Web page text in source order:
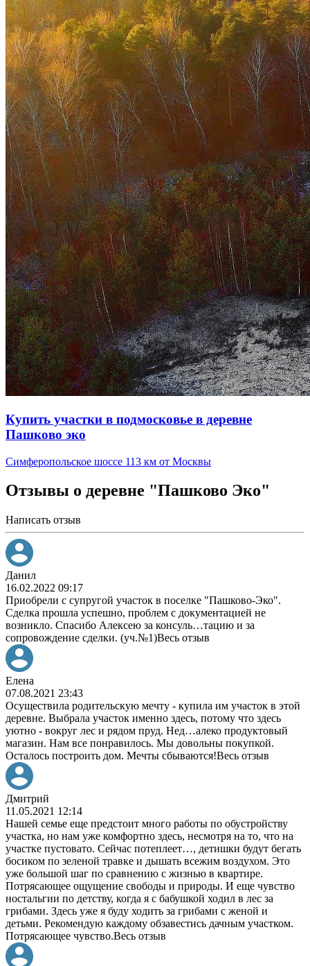
Купить участки в подмосковье в деревне
Пашково эко
Симферопольское шоссе 113 км от Москвы
Отзывы о деревне "Пашково Эко"
Написать отзыв
Данил
16.02.2022 09:17
Приобрели с супругой участок в поселке "Пашково-Эко".
Сделка прошла успешно, проблем с документацией не
возникло. Спасибо Алексею за консуль…тацию и за
сопровождение сделки. (уч.№1)Весь отзыв
Елена
07.08.2021 23:43
Осуществила родительскую мечту - купила им участок в этой
деревне. Выбрала участок именно здесь, потому что здесь
уютно - вокруг лес и рядом пруд. Нед…алеко продуктовый
магазин. Нам все понравилось. Мы довольны покупкой.
Осталось построить дом. Мечты сбываются!Весь отзыв
Дмитрий
11.05.2021 12:14
Нашей семье еще предстоит много работы по обустройству
участка, но нам уже комфортно здесь, несмотря на то, что на
участке пустовато. Сейчас потеплеет…, детишки будут бегать
босиком по зеленой травке и дышать всежим воздухом. Это
уже большой шаг по сравнению с жизнью в квартире.
Потрясающее ощущение свободы и природы. И еще чувство
ностальгии по детству, когда я с бабушкой ходил в лес за
грибами. Здесь уже я буду ходить за грибами с женой и
детьми. Рекомендую каждому обзавестись дачным участком.
Потрясающее чувство.Весь отзыв